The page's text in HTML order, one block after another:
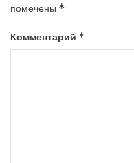
помечены *
Комментарий *